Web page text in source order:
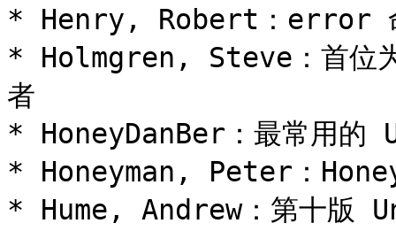
* Henry, Robert：error
* Holmgren, Steve：首位
者
* HoneyDanBer：最常用的
* Honeyman, Peter：
* Hume, Andrew：第十版